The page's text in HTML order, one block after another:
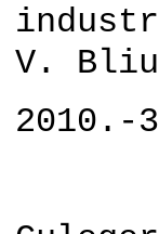
V.
2010.-